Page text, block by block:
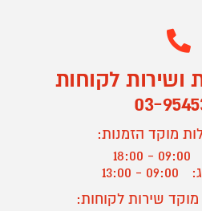
ושירות לקוחות
03-
מוקד הזמנות:
09:00 - 18:00
09:00 - 13:00
שירות לקוחות: